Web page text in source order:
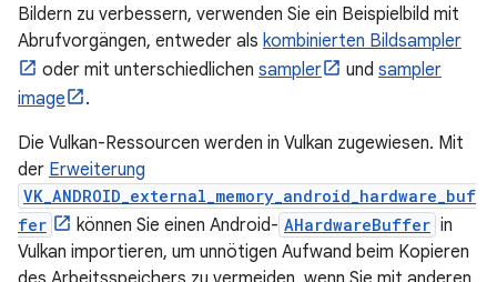
Bildern zu verbessern, verwenden Sie ein Beispielbild mit
Abrufvorgängen, entweder als kombinierten Bildsampler
oder mit unterschiedlichen sampler und sampler
image
.
Die Vulkan-Ressourcen werden in Vulkan zugewiesen. Mit
der Erweiterung
VK_ANDROID_external_memory_android_hardware_buf
fer
können Sie einen Android- AHardwareBuffer in
Vulkan importieren, um unnötigen Aufwand beim Kopieren